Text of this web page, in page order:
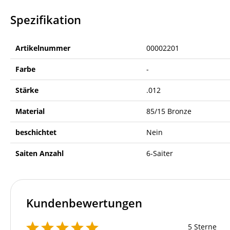
Spezifikation
Artikelnummer 00002201
Farbe -
Stärke .012
Material 85/15 Bronze
beschichtet Nein
Saiten Anzahl 6-Saiter
Kundenbewertungen
5 Sterne